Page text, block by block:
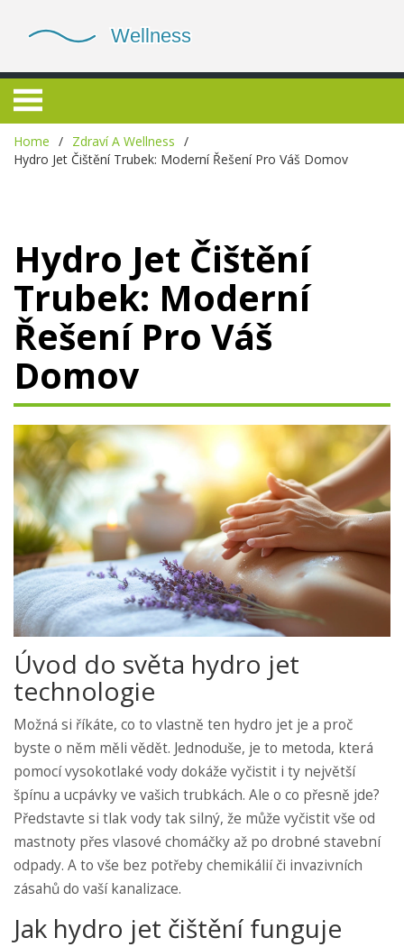
Home
Zdraví A Wellness
Hydro Jet Čištění Trubek: Moderní Řešení Pro Váš Domov
Hydro Jet Čištění
Trubek: Moderní
Řešení Pro Váš
Domov
Úvod do světa hydro jet
technologie
Možná si říkáte, co to vlastně ten hydro jet je a proč
byste o něm měli vědět. Jednoduše, je to metoda, která
pomocí vysokotlaké vody dokáže vyčistit i ty největší
špínu a ucpávky ve vašich trubkách. Ale o co přesně jde?
Představte si tlak vody tak silný, že může vyčistit vše od
mastnoty přes vlasové chomáčky až po drobné stavební
odpady. A to vše bez potřeby chemikálií či invazivních
zásahů do vaší kanalizace.
Jak hydro jet čištění funguje